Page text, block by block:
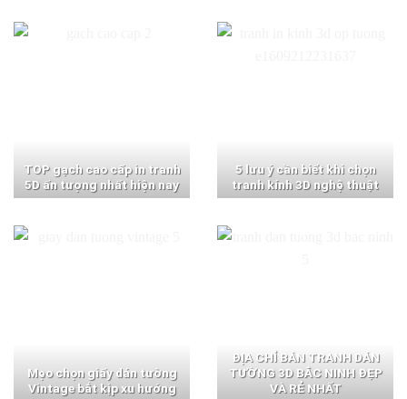
TOP gạch cao cấp in tranh
5D ấn tượng nhất hiện nay
5 lưu ý cần biết khi chọn
tranh kính 3D nghệ thuật
Mẹo chọn giấy dán tường
Vintage bắt kịp xu hướng
ĐỊA CHỈ BÁN TRANH DÁN
TƯỜNG 3D BẮC NINH ĐẸP
VÀ RẺ NHẤT